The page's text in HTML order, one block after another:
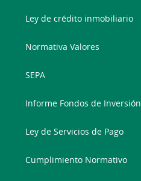
Ley de crédito inmobiliario
Normativa Valores
SEPA
Informe Fondos de Inversión
Ley de Servicios de Pago
Cumplimiento Normativo